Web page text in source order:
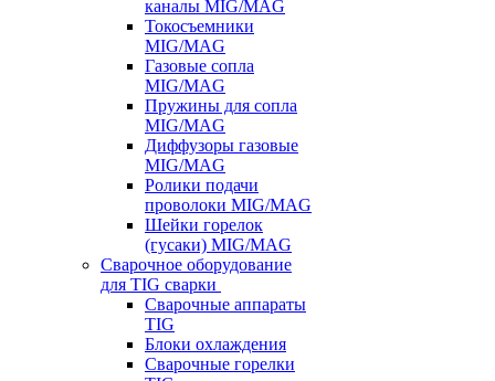
каналы MIG/MAG
Токосъемники
MIG/MAG
Газовые сопла
MIG/MAG
Пружины для сопла
MIG/MAG
Диффузоры газовые
MIG/MAG
Ролики подачи
проволоки MIG/MAG
Шейки горелок
(гусаки) MIG/MAG
Сварочное оборудование
для TIG сварки
Сварочные аппараты
TIG
Блоки охлаждения
Сварочные горелки